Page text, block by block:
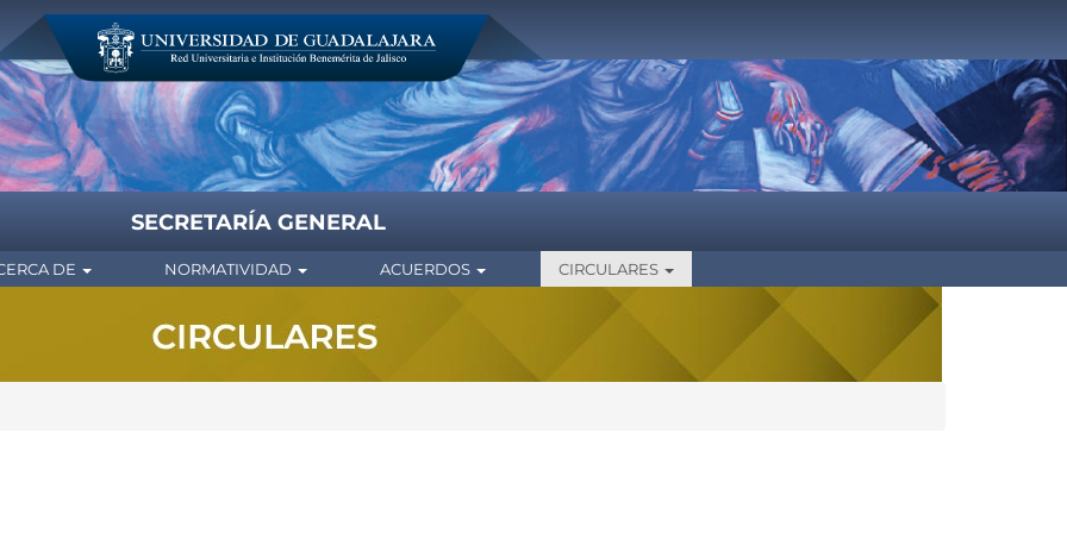
SECRETARÍA GENERAL
DE NORMATIVIDAD ACUERDOS CIRCULARES